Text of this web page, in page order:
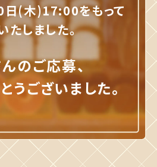
(木)17:00をもって
たしました。
のご応募、
うございました。